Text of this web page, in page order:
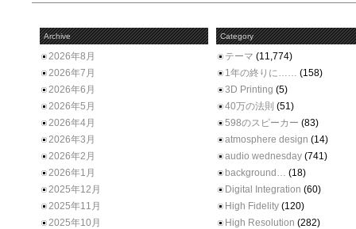
Archive
2026年8月
2026年7月
2026年6月
2026年5月
2026年4月
2026年3月
2026年2月
2026年1月
2025年12月
2025年11月
2025年10月
Category
テーマ (11,774)
1年の終りに…… (158)
3D Printing (5)
40万の法則 (51)
598のスピーカー (83)
atmosphere design (14)
audio wednesday (741)
background… (18)
Digital Integration (60)
High Fidelity (120)
High Resolution (282)